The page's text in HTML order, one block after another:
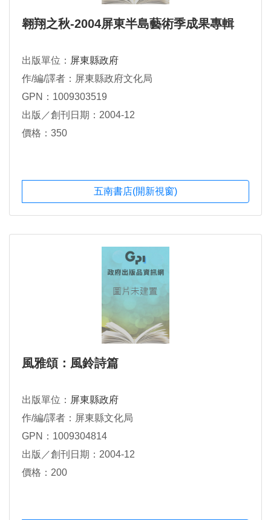
翱翔之秋-2004屏東半島藝術季成果專輯
出版單位： 屏東縣政府
作/編/譯者：屏東縣政府文化局
GPN：1009303519
出版／創刊日期：2004-12
價格：350
五南書店(開新視窗)
風雅頌：風鈴詩篇
出版單位： 屏東縣政府
作/編/譯者：屏東縣文化局
GPN：1009304814
出版／創刊日期：2004-12
價格：200